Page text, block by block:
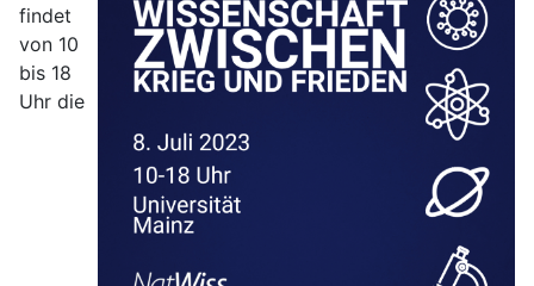
findet
von 10
bis 18
Uhr die